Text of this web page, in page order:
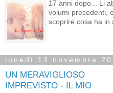
17 anni dopo... Li
volumi precedenti,
scoprire cosa ha in
lunedì 13 novembre
UN MERAVIGLIOSO
IMPREVISTO - IL MIO